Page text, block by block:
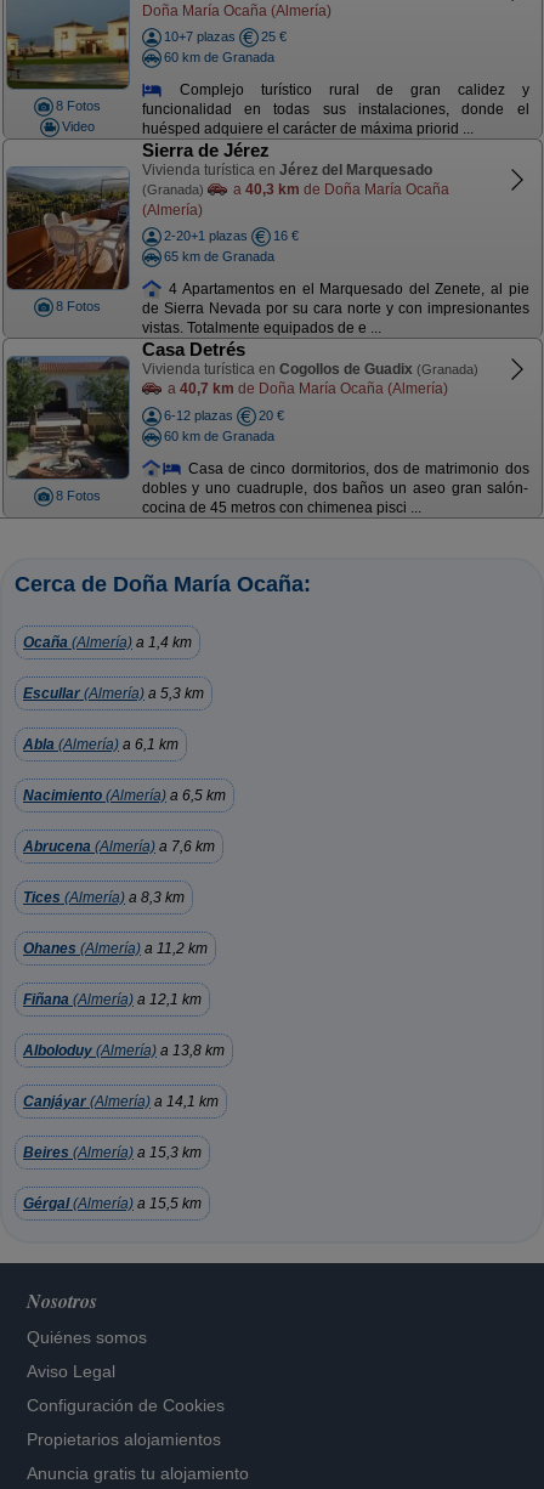
8 Fotos
Video
Doña María Ocaña (Almería)
10+7 plazas
25 €
60 km de Granada
Complejo turístico rural de gran calidez y
funcionalidad en todas sus instalaciones, donde el
huésped adquiere el carácter de máxima priorid ...
8 Fotos
Sierra de Jérez
Vivienda turística en Jérez del Marquesado
(Granada) a 40,3 km de Doña María Ocaña
(Almería)
2-20+1 plazas
16 €
65 km de Granada
4 Apartamentos en el Marquesado del Zenete, al pie
de Sierra Nevada por su cara norte y con impresionantes
vistas. Totalmente equipados de e ...
8 Fotos
Casa Detrés
Vivienda turística en Cogollos de Guadix (Granada)
a 40,7 km de Doña María Ocaña (Almería)
6-12 plazas
20 €
60 km de Granada
Casa de cinco dormitorios, dos de matrimonio dos
dobles y uno cuadruple, dos baños un aseo gran salón-
cocina de 45 metros con chimenea pisci ...
Cerca de Doña María Ocaña:
Ocaña (Almería) a 1,4 km
Escullar (Almería) a 5,3 km
Abla (Almería) a 6,1 km
Nacimiento (Almería) a 6,5 km
Abrucena (Almería) a 7,6 km
Tices (Almería) a 8,3 km
Ohanes (Almería) a 11,2 km
Fiñana (Almería) a 12,1 km
Alboloduy (Almería) a 13,8 km
Canjáyar (Almería) a 14,1 km
Beires (Almería) a 15,3 km
Gérgal(Almería) a 15,5 km
Nosotros
Quiénes somos
Aviso Legal
Configuración de Cookies
Propietarios alojamientos
Anuncia gratis tu alojamiento